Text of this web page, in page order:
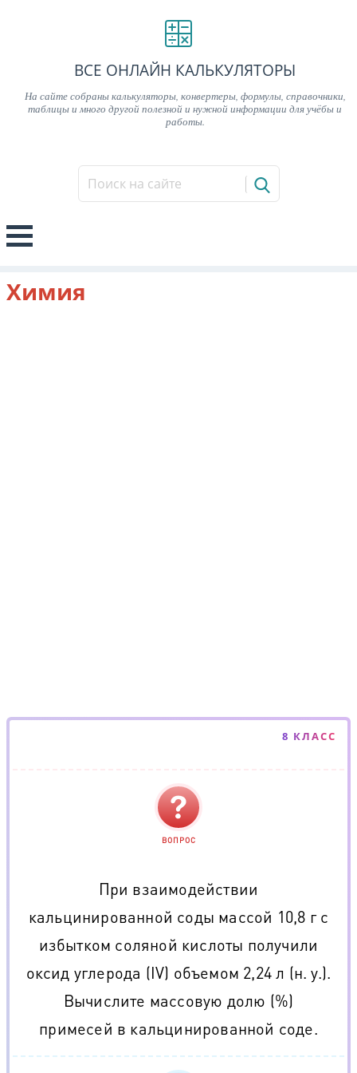
ВСЕ ОНЛАЙН КАЛЬКУЛЯТОРЫ
На сайте собраны калькуляторы, конвертеры, формулы, справочники,
таблицы и много другой полезной и нужной информации для учёбы и
работы.
Химия
8 КЛАСС
ВОПРОС
При взаимодействии
кальцинированной соды массой 10,8 г с
избытком соляной кислоты получили
оксид углерода (IV) объемом 2,24 л (н. у.).
Вычислите массовую долю (%)
примесей в кальцинированной соде.